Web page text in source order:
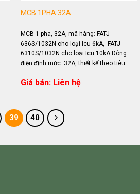
MCB 1PHA 32A
MCB 1 pha, 32A, mã hàng: FATJ-
636S/1032N cho loại Icu 6kA, FATJ-
6310S/1032N cho loại Icu 10kA Dòng
điện định mức: 32A, thiết kế theo tiêu
Giá bán: Liên hệ
39 40